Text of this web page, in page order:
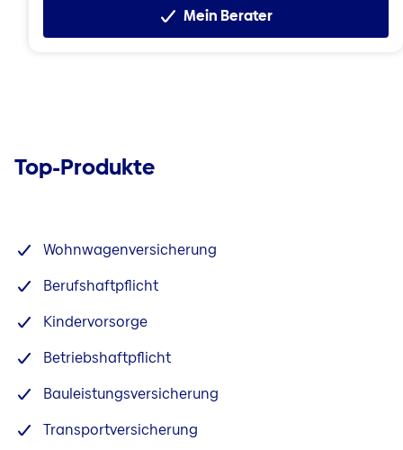
Mein Berater
Top-Produkte
Wohnwagenversicherung
Berufshaftpflicht
Kindervorsorge
Betriebshaftpflicht
Bauleistungsversicherung
Transportversicherung